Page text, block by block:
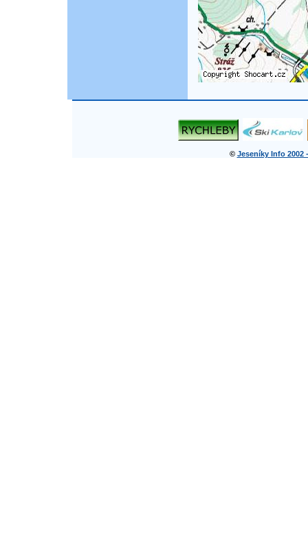
© Jeseníky Info 2002